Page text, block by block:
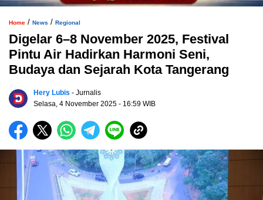
Home / News / Regional
Digelar 6–8 November 2025, Festival
Pintu Air Hadirkan Harmoni Seni,
Budaya dan Sejarah Kota Tangerang
Hery Lubis - Jurnalis
Selasa, 4 November 2025 - 16:59 WIB